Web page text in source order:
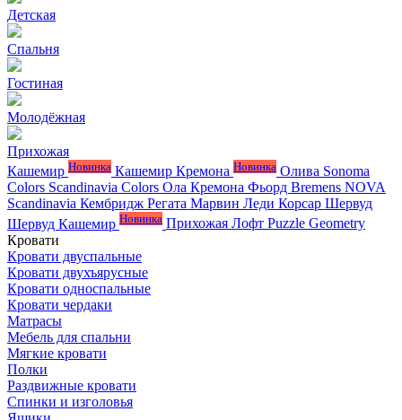
Детская
Спальня
Гостиная
Молодёжная
Прихожая
Кашемир Новинка Кашемир Кремона Новинка Олива Sonoma
Colors Scandinavia Colors Ола Кремона Фьорд Bremens NOVA
Scandinavia Кембридж Регата Марвин Леди Корсар Шервуд
Шервуд Кашемир Новинка Прихожая Лофт Puzzle Geometry
Кровати
Кровати двуспальные
Кровати двухъярусные
Кровати односпальные
Кровати чердаки
Матрасы
Мебель для спальни
Мягкие кровати
Полки
Раздвижные кровати
Спинки и изголовья